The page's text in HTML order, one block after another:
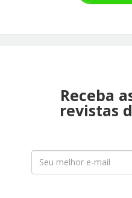
Receba
revistas